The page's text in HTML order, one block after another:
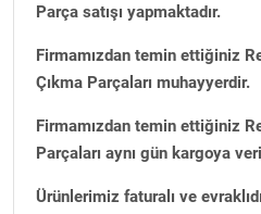
Parça satışı yapmaktadır.
Firmamızdan temin ettiğiniz
Çıkma Parçaları muhayyerdir.
Firmamızdan temin ettiğiniz
Parçaları aynı gün kargoya
Ürünlerimiz faturalı ve